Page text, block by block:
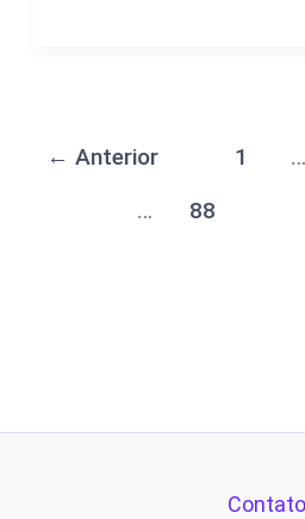
← Anterior 1 …
…
88
Contato